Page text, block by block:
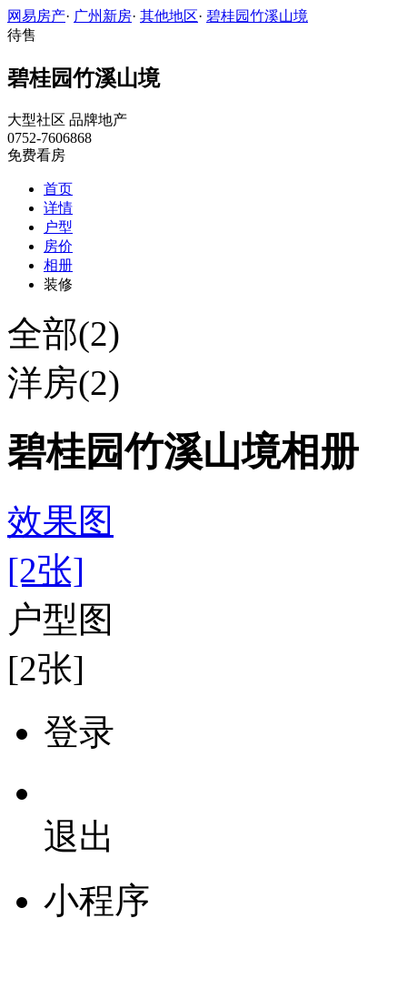
网易房产· 广州新房· 其他地区· 碧桂园竹溪山境
待售
碧桂园竹溪山境
大型社区 品牌地产
0752-7606868
免费看房
首页
详情
户型
房价
相册
装修
全部(2)
洋房(2)
碧桂园竹溪山境相册
效果图
[2张]
户型图
[2张]
登录
退出
小程序